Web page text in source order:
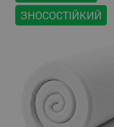
ЗНОСОСТІЙКИЙ